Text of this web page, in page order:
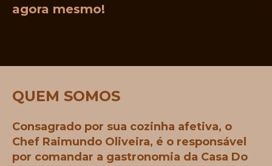
agora mesmo!
QUEM SOMOS
Consagrado por sua cozinha afetiva, o
Chef Raimundo Oliveira, é o responsável
por comandar a gastronomia da Casa Do